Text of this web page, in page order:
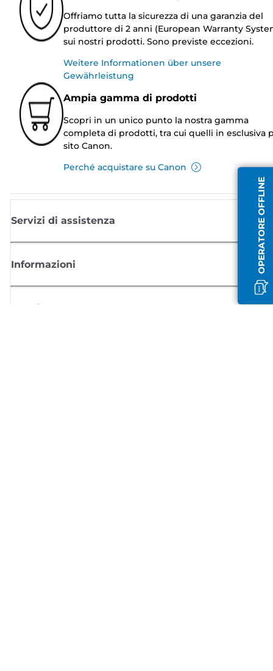
OPERATORE OFFLINE
Offriamo tutta la sicurezza di una garanzia del
produttore di 2 anni (European Warranty
sui nostri prodotti. Sono previste eccezioni.
Weitere Informationen über unsere
Gewährleistung
Ampia gamma di prodotti
Scopri in un unico punto la nostra gamma
completa di prodotti, tra cui quelli in esclusiva
sito Canon.
Perché acquistare su Canon
Servizi di assistenza
Informazioni
Acquisto